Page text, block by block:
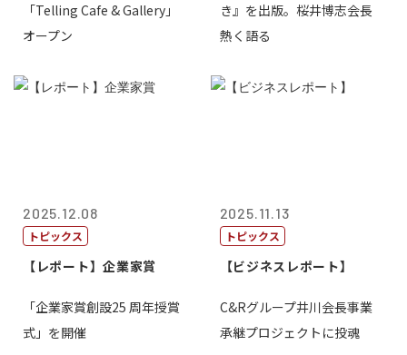
「Telling Cafe & Gallery」
オープン
き』を出版。桜井博志会長
熱く語る
2025.12.08
トピックス
【レポート】企業家賞
「企業家賞創設25 周年授賞
式」を開催
2025.11.13
トピックス
【ビジネスレポート】
C&Rグループ井川会長事業
承継プロジェクトに投魂